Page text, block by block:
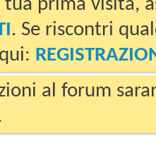
tua prima visita,
. Se riscontri
al forum